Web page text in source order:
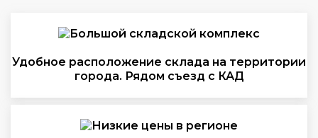
Удобное расположение склада на территории
города. Рядом съезд с КАД